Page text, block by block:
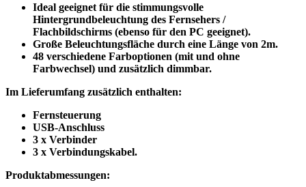
Ideal geeignet für die stimmungsvolle
Hintergrundbeleuchtung des Fernsehers /
Flachbildschirms (ebenso für den PC geeignet).
Große Beleuchtungsfläche durch eine Länge von 2m.
48 verschiedene Farboptionen (mit und ohne
Farbwechsel) und zusätzlich dimmbar.
Im Lieferumfang zusätzlich enthalten:
Fernsteuerung
USB-Anschluss
3 x Verbinder
3 x Verbindungskabel.
Produktabmessungen: